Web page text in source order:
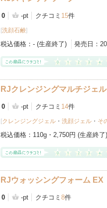
0 -pt クチコミ 15件
[洗顔石鹸]
税込価格： - (生産終了) 発売日：
RJクレンジングマルチジェル
0 -pt クチコミ 14件
[クレンジングジェル ・ 洗顔ジェル ・ そ
税込価格： 110g・2,750円 (生産終了)
RJウォッシングフォーム EX
0 -pt クチコミ 8件